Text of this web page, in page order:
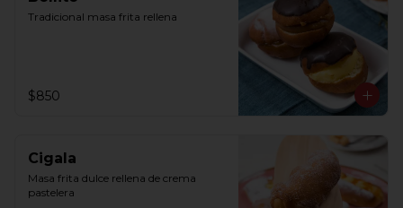
Tradicional masa frita rellena
$850
Cigala
Masa frita dulce rellena de crema
pastelera